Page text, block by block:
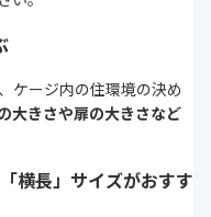
ケージ内の住環境の決め
大きさや扉の大きさなど
横長」サイズがおすす